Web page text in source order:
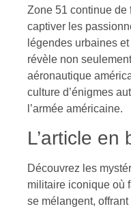
Zone 51 continue de
captiver les
légendes urbaines
révèle non
aéronautique
culture d’énigmes
l’armée américaine.
L’article en
Découvrez les
militaire iconique où
se mélangent,